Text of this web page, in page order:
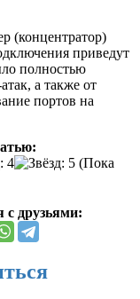
(концентратор)
приведут
полностью
а также от
портов на
(Пока
с друзьями: